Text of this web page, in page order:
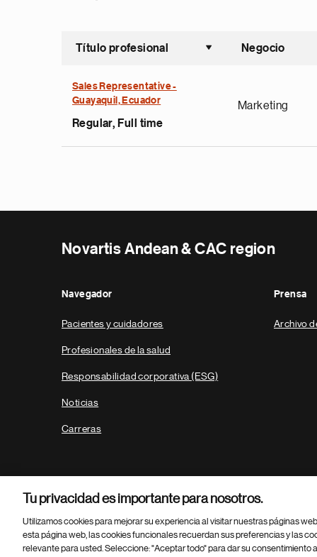
Título profesional
Ordenar
Negocio
Sales Representative -
Guayaquil, Ecuador
Regular, Full time
Marketing
Novartis Andean & CAC region
Navegador
Pacientes y cuidadores
Profesionales de la salud
Responsabilidad corporativa (ESG)
Noticias
Carreras
Prensa
Archivo
Parte
© 2026 Novartis AG
Tu privacidad es importante para nosotros.
Utilizamos cookies para mejorar su experiencia al visitar nuestras páginas
esta página web, las cookies funcionales recuerdan sus preferencias y las
relevante para usted. Seleccione: "Aceptar todo" para dar su consentimiento